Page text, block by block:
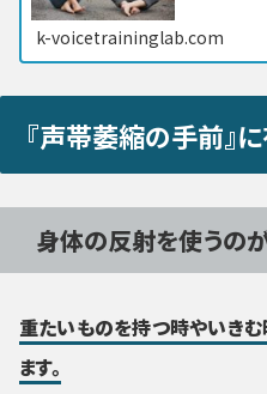
k-voicetraininglab.com
『声帯萎縮の手前』
身体の反射を使うの
重たいものを持つ時やいき
ます。